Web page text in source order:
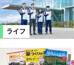
ライフ